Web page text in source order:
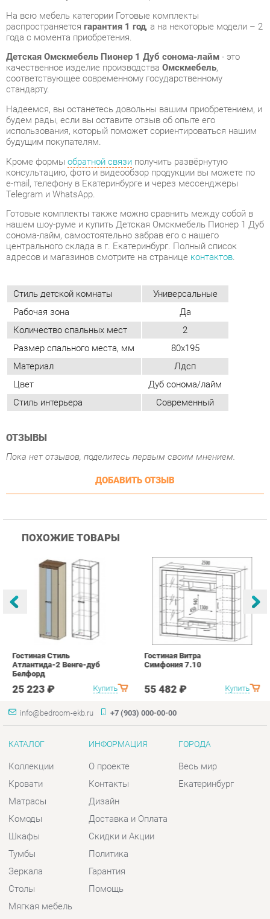
качественное изделие производстваОмскмебель
соответствующее современному государственному
стандарту.
Надеемся, вы останетесь довольны вашим приобретением, и
будем рады, если вы оставите отзыв об опыте его
использования, который поможет сориентироваться нашим
будущим покупателям.
Кроме формы обратной связиполучить развёрнутую
консультацию, фото и видеообзор продукции вы можете по
e-mail, телефону в Екатеринбурге и через мессенджеры
Telegram и WhatsApp.
Готовые комплекты также можно сравнить между собой в
нашем шоу-руме и купить Детская Омскмебель Пионер 1 Дуб
сонома-лайм, самостоятельно забрав его с нашего
центрального склада в г. Екатеринбург. Полный список
адресов и магазинов смотрите на странице
Стиль детской комнаты
Универсальные
Рабочая зона
Да
Размер спального места, мм
80х195
Материал
Лдсп
Дуб сонома/лайм
Стиль интерьера
Современный
ОТЗЫВЫ
Пока нет отзывов, поделитесь первым своим мнением.
ДОБАВИТЬ ОТЗЫВ
Купить
Атлантида-2 Венге-дуб
Белфорд
25 223 ₽ Купить
Гостиная Витра
Симфония 7.10
55 482 ₽
info@bedroom-ekb.ru +7 (903) 000-00-00
КАТАЛОГ
Коллекции
Матрасы
Тумбы
Зеркала
Столы
Мягкая мебель
Комплектующие
ИНФОРМАЦИЯ
О проекте
Дизайн
Политика
Гарантия
Помощь
ГОРОДА
Весь мир
КОНТАКТЫ
Шоурум и склад самовывоза
Адрес: г. Екатеринбург, пер.